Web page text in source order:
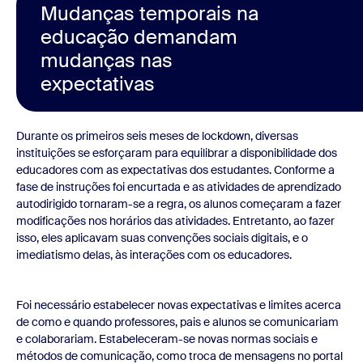
Mudanças temporais na
educação demandam
mudanças nas
expectativas
Durante os primeiros seis meses de lockdown, diversas
instituições se esforçaram para equilibrar a disponibilidade dos
educadores com as expectativas dos estudantes. Conforme a
fase de instruções foi encurtada e as atividades de aprendizado
autodirigido tornaram-se a regra, os alunos começaram a fazer
modificações nos horários das atividades. Entretanto, ao fazer
isso, eles aplicavam suas convenções sociais digitais, e o
imediatismo delas, às interações com os educadores.
Foi necessário estabelecer novas expectativas e limites acerca
de como e quando professores, pais e alunos se comunicariam
e colaborariam. Estabeleceram-se novas normas sociais e
métodos de comunicação, como troca de mensagens no portal